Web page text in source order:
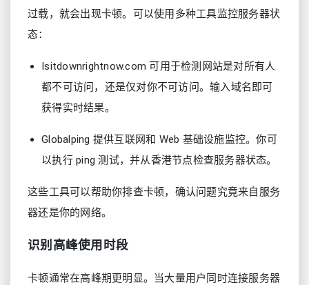
过载，就会出现卡顿。可以使用多种工具监控服务器状
态：
Isitdownrightnow.com 可用于检测网站是对所有人
都不可访问，还是仅对你不可访问。输入域名即可
获得实时结果。
Globalping 提供互联网和 Web 基础设施监控。你可
以执行 ping 测试，并从香港节点检查服务器状态。
这些工具可以帮助你排查卡顿，确认问题究竟来自服务
器还是你的网络。
识别高峰使用时段
卡顿通常在高峰期更明显。当大量用户同时连接服务器